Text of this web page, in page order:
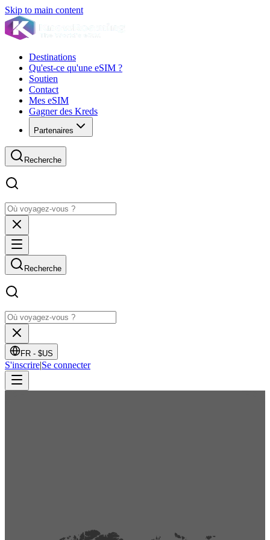
Skip to main content
Destinations
Qu'est-ce qu'une eSIM ?
Soutien
Contact
Mes eSIM
Gagner des Kreds
Partenaires
Recherche
Recherche
FR - $US
S'inscrire|Se connecter